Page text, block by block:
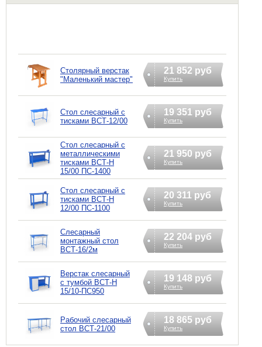
Столярный верстак
"Маленький мастер"
21 852 руб
Купить
Стол слесарный с
тисками ВСТ-12/00
19 351 руб
Купить
Стол слесарный с
металлическими
тисками ВСТ-Н
15/00 ПС-1400
21 950 руб
Купить
Стол слесарный с
тисками ВСТ-Н
12/00 ПС-1100
20 311 руб
Купить
Слесарный
монтажный стол
ВСТ-16/2м
22 204 руб
Купить
Верстак слесарный
с тумбой ВСТ-Н
15/10-ПС950
19 148 руб
Купить
Рабочий слесарный
стол ВСТ-21/00
18 865 руб
Купить